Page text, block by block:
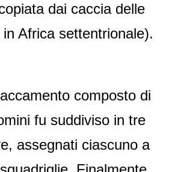
dai caccia delle
Africa settentrionale).
composto di
fu suddiviso in tre
assegnati ciascuno a